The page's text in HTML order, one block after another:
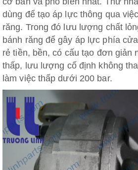
dùng để tạo áp lực thông qua
răng. Trong đó lưu lượng chất
bánh răng để gây áp lực phía
rẻ tiền, bền, có cấu tạo đơn giản
thấp, lưu lượng cố định không
làm việc thấp dưới 200 bar.